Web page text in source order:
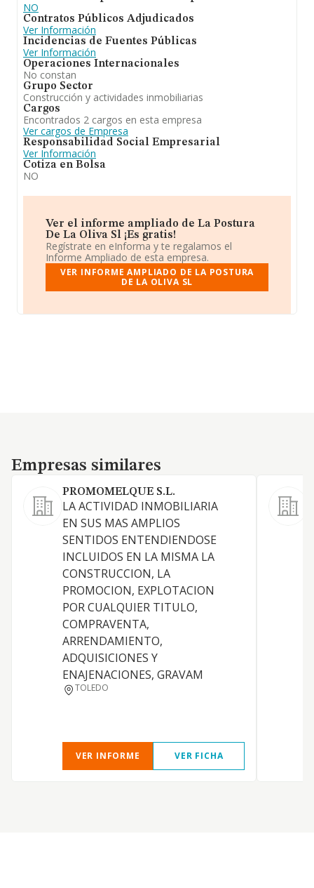
NO
Contratos Públicos Adjudicados
Ver Información
Incidencias de Fuentes Públicas
Ver Información
Operaciones Internacionales
No constan
Grupo Sector
Construcción y actividades inmobiliarias
Cargos
Encontrados 2 cargos en esta empresa
Ver cargos de Empresa
Responsabilidad Social Empresarial
Ver Información
Cotiza en Bolsa
NO
Ver el informe ampliado de La Postura
De La Oliva Sl ¡Es gratis!
Regístrate en eInforma y te regalamos el
Informe Ampliado de esta empresa.
VER INFORME AMPLIADO DE LA POSTURA
DE LA OLIVA SL
Empresas similares
Empresas similares
PROMOMELQUE S.L.
LA ACTIVIDAD INMOBILIARIA
EN SUS MAS AMPLIOS
SENTIDOS ENTENDIENDOSE
INCLUIDOS EN LA MISMA LA
CONSTRUCCION, LA
PROMOCION, EXPLOTACION
POR CUALQUIER TITULO,
COMPRAVENTA,
ARRENDAMIENTO,
ADQUISICIONES Y
ENAJENACIONES, GRAVAM
TOLEDO
VER INFORME VER FICHA